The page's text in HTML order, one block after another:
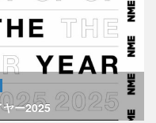
ー2025